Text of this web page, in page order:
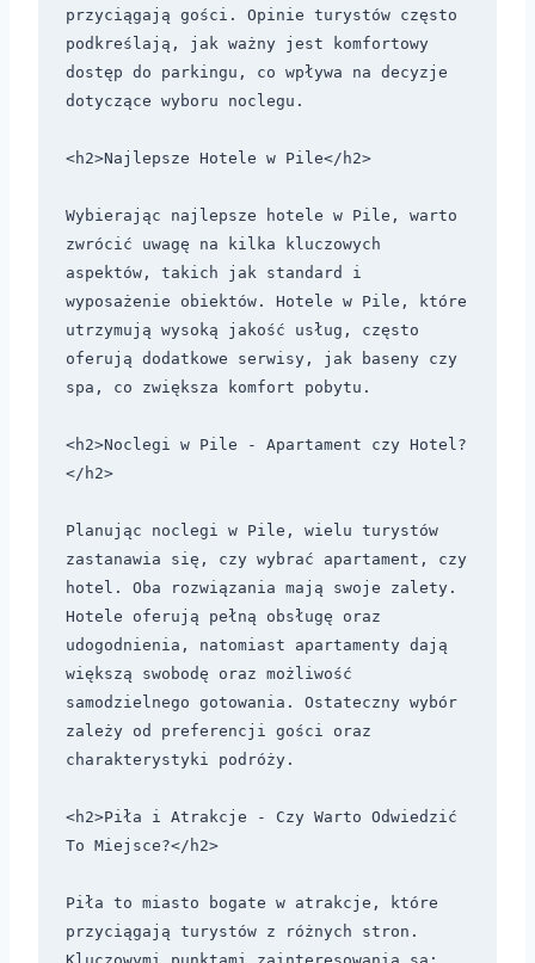
przyciągają gości. Opinie turystów często
podkreślają, jak ważny jest komfortowy
dostęp do parkingu, co wpływa na decyzje
dotyczące wyboru noclegu.
<h2>Najlepsze Hotele w Pile</h2>
Wybierając najlepsze hotele w Pile, warto
zwrócić uwagę na kilka kluczowych
aspektów, takich jak standard i
wyposażenie obiektów. Hotele w Pile, które
utrzymują wysoką jakość usług, często
oferują dodatkowe serwisy, jak baseny czy
spa, co zwiększa komfort pobytu.
<h2>Noclegi w Pile - Apartament czy Hotel?
</h2>
Planując noclegi w Pile, wielu turystów
zastanawia się, czy wybrać apartament, czy
hotel. Oba rozwiązania mają swoje zalety.
Hotele oferują pełną obsługę oraz
udogodnienia, natomiast apartamenty dają
większą swobodę oraz możliwość
samodzielnego gotowania. Ostateczny wybór
zależy od preferencji gości oraz
charakterystyki podróży.
<h2>Piła i Atrakcje - Czy Warto Odwiedzić
To Miejsce?</h2>
Piła to miasto bogate w atrakcje, które
przyciągają turystów z różnych stron.